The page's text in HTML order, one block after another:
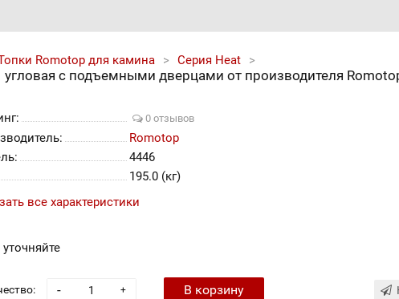
Romotop для камина Серия Heat
с подъемными дверцами от производителя
0 отзывов
Romotop
4446
195.0 (кг)
все характеристики
+
- В корзину